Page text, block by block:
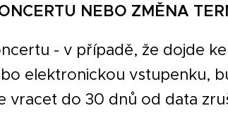
NEBO ZMĚNA
- v případě, že dojde
elektronickou vstupenku,
vracet do 30 dnů od data